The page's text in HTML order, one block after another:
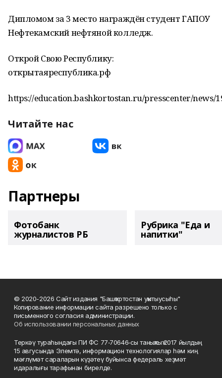
Дипломом за 3 место награждён студент ГАПОУ
Нефтекамский нефтяной колледж.
Открой Свою Республику:
открытаяреспублика.рф
https://education.bashkortostan.ru/presscenter/news/
Читайте нас
Партнеры
Фотобанк
журналистов РБ
Рубрика "Еда и
напитки"
© 2020-2026 Сайт издания "Башҡортостан уҡытыусыһы"
Копирование информации сайта разрешено только с
письменного согласия администрации.
Об использовании персональных данных
Теркәү тураһындағы ПИ ФС 77‑70646‑сы таныҡлыҡ 2017 йылдың
15 авгусында Элемтә, информацион технологиялар һәм киң
мәғлүмәт сараларын күҙәтеү буйынса федераль хеҙмәт
идаралығы тарафынан бирелде.